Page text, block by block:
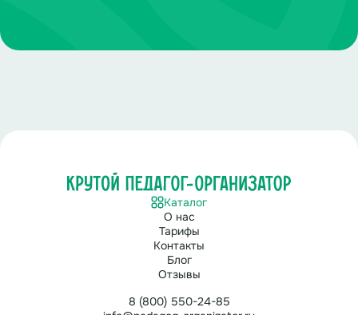
Каталог
О нас
Тарифы
Контакты
Блог
Отзывы
8 (800) 550-24-85